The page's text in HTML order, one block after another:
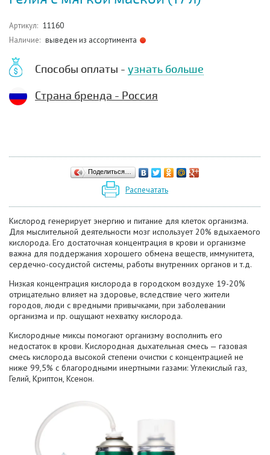
Артикул: 11160
Наличие: выведен из ассортимента
Способы оплаты - узнать больше
Страна бренда - Россия
Поделиться…
Распечатать
Кислород генерирует энергию и питание для клеток организма.
Для мыслительной деятельности мозг использует 20% вдыхаемого
кислорода. Его достаточная концентрация в крови и организме
важна для поддержания хорошего обмена веществ, иммунитета,
сердечно-сосудистой системы, работы внутренних органов и т.д.
Низкая концентрация кислорода в городском воздухе 19-20%
отрицательно влияет на здоровье, вследствие чего жители
городов, люди с вредными привычками, при заболевании
организма и пр. ощущают нехватку кислорода.
Кислородные миксы помогают организму восполнить его
недостаток в крови. Кислородная дыхательная смесь — газовая
смесь кислорода высокой степени очистки с концентрацией не
ниже 99,5% с благородными инертными газами: Углекислый газ,
Гелий, Криптон, Ксенон.